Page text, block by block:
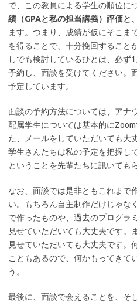
で、この教員による学生の順位に
績（GPAと私の担当講義）評価と
ます。つまり、成績が仮にそこま
を得ることで、十分挽回すること
しでも検討しているひとは、必ず
予約し、面談を受けてください。
予定しています。
面談の予約方法については、アナ
配属学生については基本的に
た、メールをしていただいても大
学生さんたちは私の予定を把握し
ということを先輩たちに訊いても
なお、面談では是非ともこれまで
い。もちろん自主制作だけじゃな
で作ったものや、過去のプログラ
見せていただいても大丈夫です。
見せていただいても大丈夫です。
こともあるので、何かもってきて
う。
最後に、面談で会えることを、そ